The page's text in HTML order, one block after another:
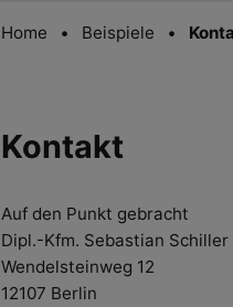
Home Beispiele
Kontakt
Auf den Punkt gebracht
Dipl.-Kfm. Sebastian Schiller
Wendelsteinweg 12
12107 Berlin